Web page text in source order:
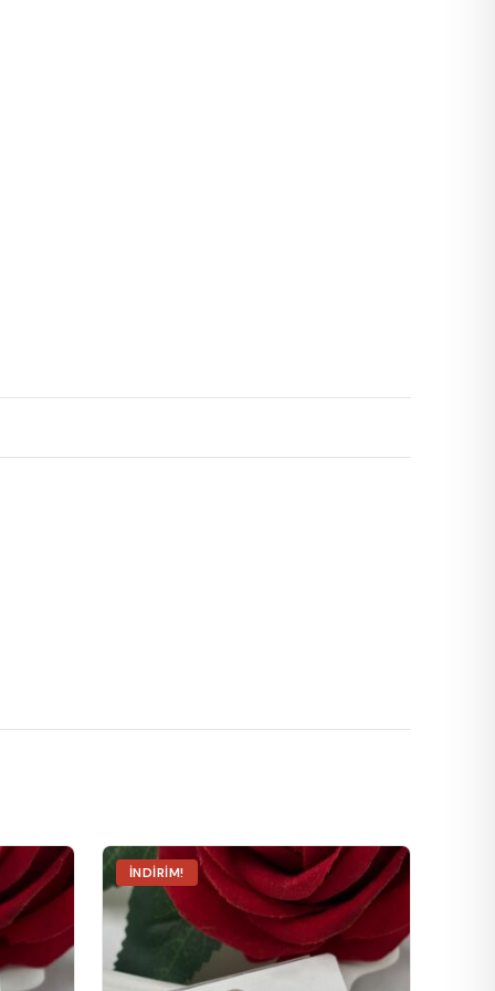
İNDIRIM!